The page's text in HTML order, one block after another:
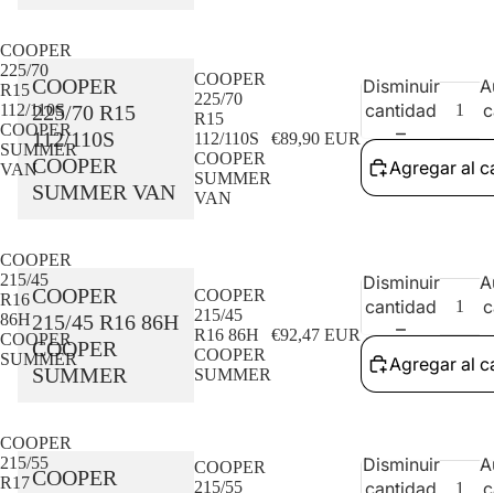
COOPER
225/70
R15
112/110S
COOPER
SUMMER
VAN
COOPER
225/70 R15
112/110S
COOPER
SUMMER VAN
COOPER
225/70
R15
112/110S
COOPER
SUMMER
VAN
€89,90 EUR
Disminuir
cantidad
Agregar al
COOPER
215/45
R16
86H
COOPER
SUMMER
COOPER
215/45 R16 86H
COOPER
SUMMER
COOPER
215/45
R16 86H
COOPER
SUMMER
€92,47 EUR
Disminuir
cantidad
Agregar al
COOPER
215/55
R17COOPER
COOPER
215/55
Disminuir
Política de privacidad